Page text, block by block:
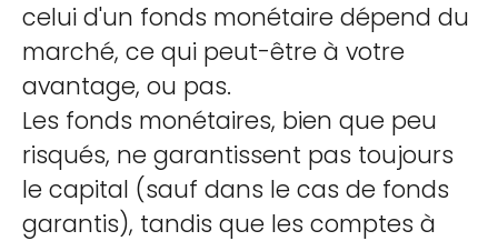
celui d'un fonds monétaire dépend du
marché, ce qui peut-être à votre
avantage, ou pas.
Les fonds monétaires, bien que peu
risqués, ne garantissent pas toujours
le capital (sauf dans le cas de fonds
garantis), tandis que les comptes à